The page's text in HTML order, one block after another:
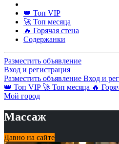
👑 Топ VIP
🚀 Топ месяца
🔥 Горячая стена
Содержанки
Разместить объявление
Вход и регистрация
Разместить объявление Вход и
👑 Топ VIP 🚀 Топ месяца 🔥
Мой город
Массаж
Давно на сайте